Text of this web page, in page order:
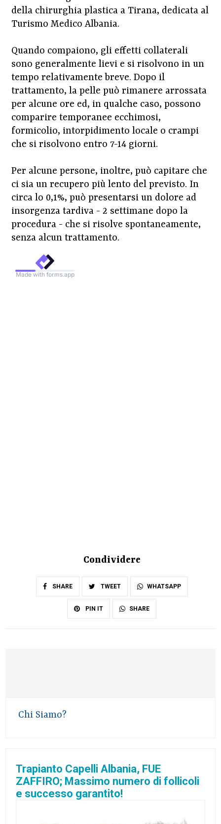
della chirurghia plastica a Tirana, dedicata al
Turismo Medico Albania.
Quando compaiono, gli effetti collaterali
sono generalmente lievi e si risolvono in un
tempo relativamente breve. Dopo il
trattamento, la pelle può rimanere arrossata
per alcune ore ed, in qualche caso, possono
comparire temporanee ecchimosi,
formicolio, intorpidimento locale o crampi
che si risolvono entro 7-14 giorni.
Per alcune persone, inoltre, può capitare che
ci sia un recupero più lento del previsto. In
circa lo 0,1%, può presentarsi un dolore ad
insorgenza tardiva - 2 settimane dopo la
procedura - che si risolve spontaneamente,
senza alcun trattamento.
Condividere
SHARE TWEET WHATSAPP
PIN IT SHARE
Chi Siamo?
Trapianto Capelli Albania, FUE
ZAFFIRO; Massimo numero di follicoli
e successo garantito!